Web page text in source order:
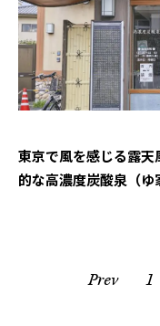
東京で風を感じる露
的な高濃度炭酸泉（ゆ
Prev 1